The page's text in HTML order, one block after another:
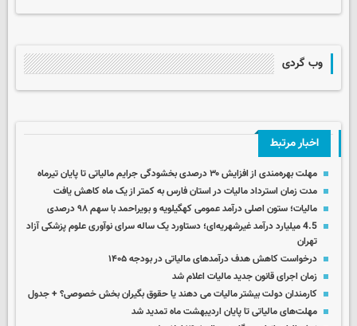
وب گردی
اخبار مرتبط
مهلت بهره‌مندی از افزایش ۳۰ درصدی بخشودگی جرایم مالیاتی تا پایان تیرماه
مدت زمان استرداد مالیات در استان فارس به کمتر از یک ماه کاهش یافت
مالیات؛ ستون اصلی درآمد عمومی کهگیلویه و بویراحمد با سهم ۹۸ درصدی
4.5 میلیارد درآمد غیرشهریه‌ای؛ دستاورد یک ساله سرای نوآوری علوم پزشکی آزاد
تهران
درخواست کاهش هدف درآمدهای مالیاتی در بودجه ۱۴۰۵
زمان اجرای قانون جدید مالیات اعلام شد
کارمندان دولت بیشتر مالیات می دهند یا حقوق بگیران بخش خصوصی؟ + جدول
مهلت‌های مالیاتی تا پایان اردیبهشت ماه تمدید شد